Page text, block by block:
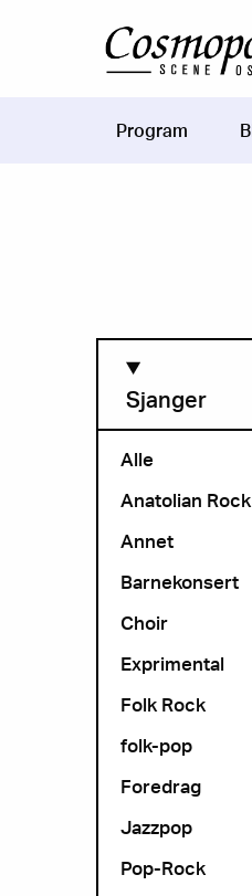
Main
Program
Sjanger
Alle
Anatolian Rock
Annet
Barnekonsert
Choir
Exprimental
Folk Rock
folk-pop
Foredrag
Jazzpop
Pop-Rock